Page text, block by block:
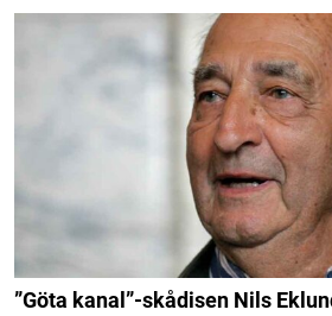
”Göta kanal”-skådisen Nils